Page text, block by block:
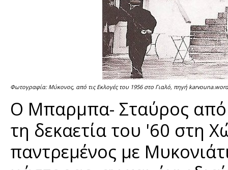
Φωτογραφία: Μύκονος, από τις Εκλογές του 1956 στο Γιαλό, πηγή
Ο Μπαρμπα- Σταύρος από
τη δεκαετία του '60 στη
παντρεμένος με